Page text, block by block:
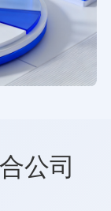
公司